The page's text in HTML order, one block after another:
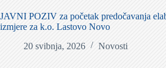
JAVNI POZIV za početak predočavanja
izmjere za k.o. Lastovo Novo
20 svibnja, 2026
Novosti